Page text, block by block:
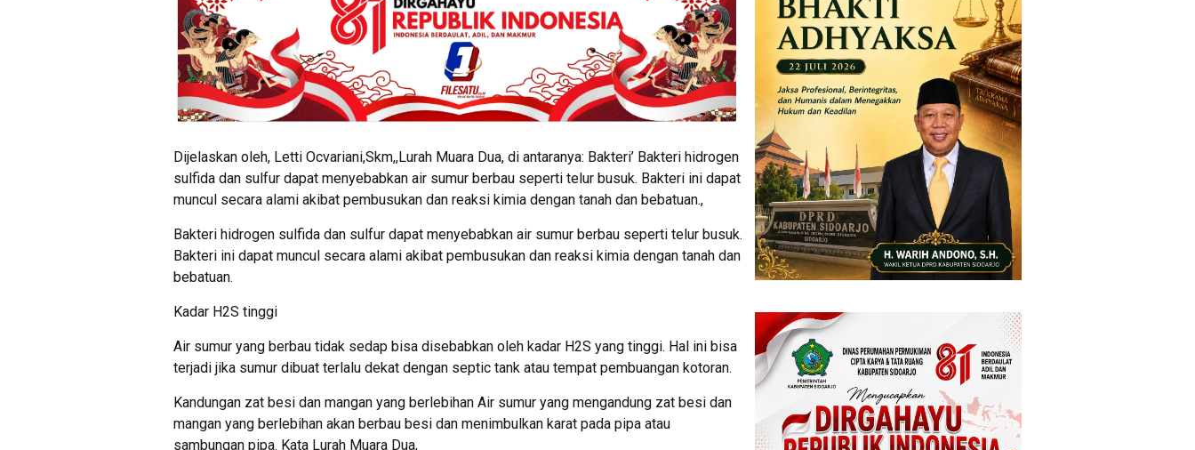
Dijelaskan oleh, Letti Ocvariani,Skm,,Lurah Muara Dua, di antaranya: Bakteri’ Bakteri hidrogen
sulfida dan sulfur dapat menyebabkan air sumur berbau seperti telur busuk. Bakteri ini dapat
muncul secara alami akibat pembusukan dan reaksi kimia dengan tanah dan bebatuan.,
Bakteri hidrogen sulfida dan sulfur dapat menyebabkan air sumur berbau seperti telur busuk.
Bakteri ini dapat muncul secara alami akibat pembusukan dan reaksi kimia dengan tanah dan
bebatuan.
Kadar H2S tinggi
Air sumur yang berbau tidak sedap bisa disebabkan oleh kadar H2S yang tinggi. Hal ini bisa
terjadi jika sumur dibuat terlalu dekat dengan septic tank atau tempat pembuangan kotoran.
Kandungan zat besi dan mangan yang berlebihan Air sumur yang mengandung zat besi dan
mangan yang berlebihan akan berbau besi dan menimbulkan karat pada pipa atau
sambungan pipa. Kata Lurah Muara Dua,